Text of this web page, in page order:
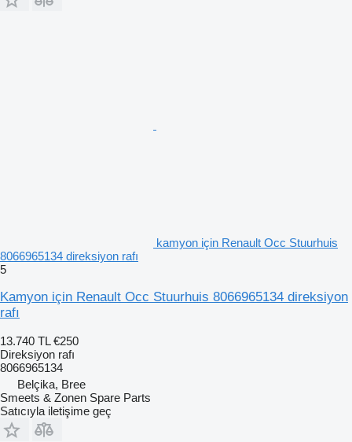
kamyon için Renault Occ Stuurhuis
8066965134 direksiyon rafı
5
Kamyon için Renault Occ Stuurhuis 8066965134 direksiyon
rafı
13.740 TL €250
Direksiyon rafı
8066965134
Belçika, Bree
Smeets & Zonen Spare Parts
Satıcıyla iletişime geç